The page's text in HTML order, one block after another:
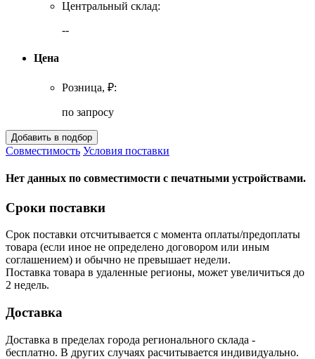
Центральный склад:
--
Цена
Розница, ₽:
по запросу
Совместимость Условия поставки
Нет данных по совместимости с печатными устройствами.
Сроки поставки
Срок поставки отсчитывается с момента оплаты/предоплаты
товара (если иное не определено договором или иным
соглашением) и обычно не превышает недели.
Поставка товара в удаленные регионы, может увеличиться до
2 недель.
Доставка
Доставка в пределах города регионального склада -
бесплатно. В других случаях расчитывается индивидуально.